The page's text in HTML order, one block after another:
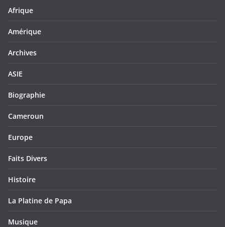
Afrique
Amérique
Archives
ASIE
Biographie
Cameroun
Europe
Faits Divers
Histoire
La Platine de Papa
Musique